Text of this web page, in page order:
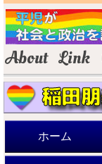
About Link
稲田
ホーム